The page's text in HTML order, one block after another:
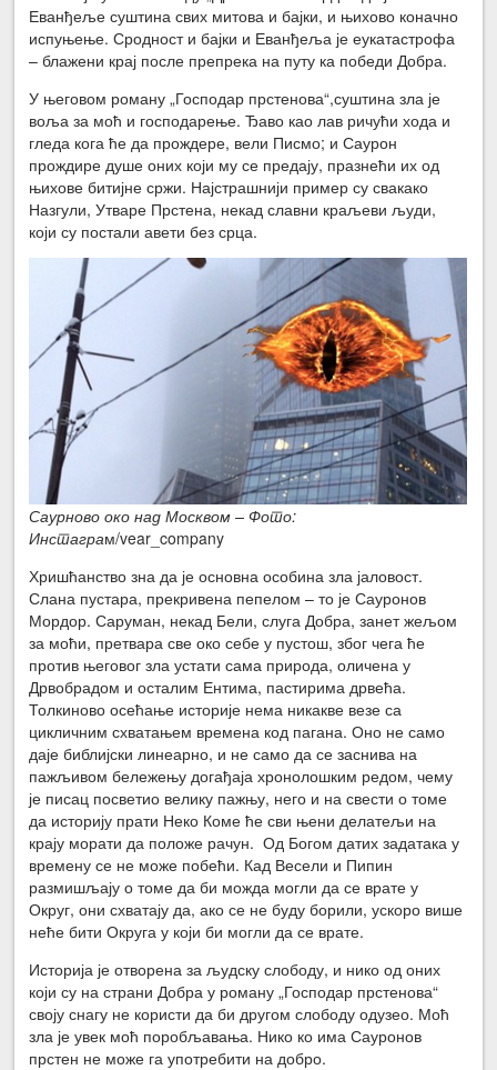
Еванђеље суштина свих митова и бајки, и њихово коначно
испуњење. Сродност и бајки и Еванђеља је еукатастрофа
– блажени крај после препрека на путу ка победи Добра.
У његовом роману „Господар прстенова“,суштина зла је
воља за моћ и господарење. Ђаво као лав ричући хода и
гледа кога ће да прождере, вели Писмо; и Саурон
прождире душе оних који му се предају, празнећи их од
њихове битијне сржи. Најстрашнији пример су свакако
Назгули, Утваре Прстена, некад славни краљеви људи,
који су постали авети без срца.
Саурново око над Москвом – Фото:
Инстаграм/vear_company
Хришћанство зна да је основна особина зла јаловост.
Слана пустара, прекривена пепелом – то је Сауронов
Мордор. Саруман, некад Бели, слуга Добра, занет жељом
за моћи, претвара све око себе у пустош, због чега ће
против његовог зла устати сама природа, оличена у
Дрвобрадом и осталим Ентима, пастирима дрвећа.
Толкиново осећање историје нема никакве везе са
цикличним схватањем времена код пагана. Оно не само
даје библијски линеарно, и не само да се заснива на
пажљивом бележењу догађаја хронолошким редом, чему
је писац посветио велику пажњу, него и на свести о томе
да историју прати Неко Коме ће сви њени делатељи на
крају морати да положе рачун. Од Богом датих задатака у
времену се не може побећи. Кад Весели и Пипин
размишљају о томе да би можда могли да се врате у
Округ, они схватају да, ако се не буду борили, ускоро више
неће бити Округа у који би могли да се врате.
Историја је отворена за људску слободу, и нико од оних
који су на страни Добра у роману „Господар прстенова“
своју снагу не користи да би другом слободу одузео. Моћ
зла је увек моћ поробљавања. Нико ко има Сауронов
прстен не може га употребити на добро.